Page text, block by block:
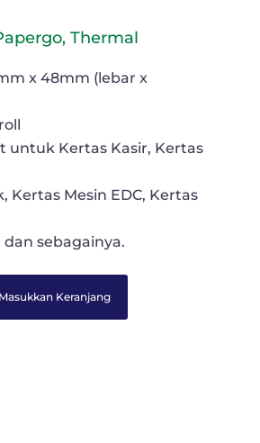
, Thermal
x 48mm (lebar x
untuk Kertas Kasir, Kertas
Kertas Mesin EDC, Kertas
sebagainya.
Masukkan Keranjang